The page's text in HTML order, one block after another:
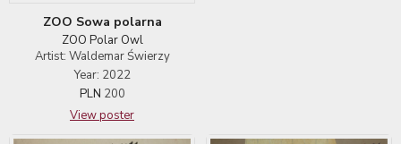
ZOO Sowa polarna
ZOO Polar Owl
Artist: Waldemar Świerzy
Year: 2022
PLN 200
View poster